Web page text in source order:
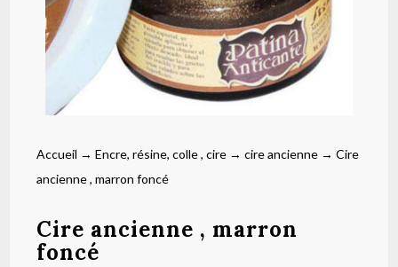
Accueil →Encre, résine, colle , cire →cire ancienne → Cire
ancienne , marron foncé
Cire ancienne , marron
foncé